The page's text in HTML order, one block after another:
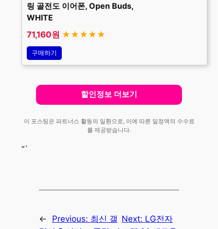
링 골전도 이어폰, Open Buds,
WHITE
71,160원 ★★★★★
구매하기
할인정보 더보기
이 포스팅은 파트너스 활동의 일환으로, 이에 따른 일정액의 수수료
를 제공받습니다.
“`
← Previous: 최신 갤 Next: LG전자